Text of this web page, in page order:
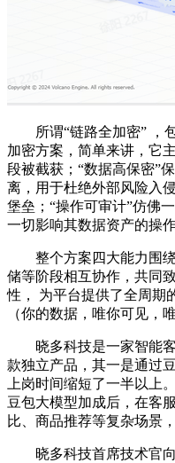
所谓“链路全加密” ，包
加密方案，简单来讲，它
段被截获；“数据高保密”
离，用于杜绝外部风险入
堡垒；“操作可审计”仿佛
一切影响其数据资产的操作
整个方案四大能力围绕
储等阶段相互协作，共同
性， 为平台提供了全周期
（你的数据，唯你可见，
晓多科技是一家智能客
款独立产品，其一是通过
上岗时间缩短了一半以上
豆包大模型加成后，在客
比、商品推荐等复杂场景
晓多科技首席技术官向